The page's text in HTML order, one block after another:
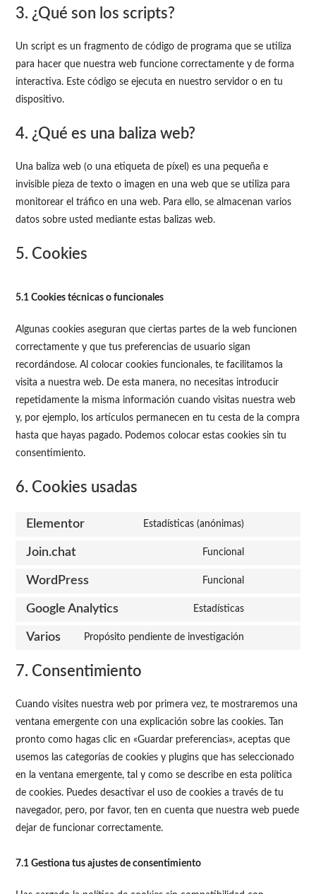
3. ¿Qué son los scripts?
Un script es un fragmento de código de programa que se utiliza
para hacer que nuestra web funcione correctamente y de forma
interactiva. Este código se ejecuta en nuestro servidor o en tu
dispositivo.
4. ¿Qué es una baliza web?
Una baliza web (o una etiqueta de píxel) es una pequeña e
invisible pieza de texto o imagen en una web que se utiliza para
monitorear el tráfico en una web. Para ello, se almacenan varios
datos sobre usted mediante estas balizas web.
5. Cookies
5.1 Cookies técnicas o funcionales
Algunas cookies aseguran que ciertas partes de la web funcionen
correctamente y que tus preferencias de usuario sigan
recordándose. Al colocar cookies funcionales, te facilitamos la
visita a nuestra web. De esta manera, no necesitas introducir
repetidamente la misma información cuando visitas nuestra web
y, por ejemplo, los artículos permanecen en tu cesta de la compra
hasta que hayas pagado. Podemos colocar estas cookies sin tu
consentimiento.
6. Cookies usadas
Elementor Estadísticas (anónimas)
Join.chat Funcional
WordPress Funcional
Google Analytics Estadísticas
Varios Propósito pendiente de investigación
7. Consentimiento
Cuando visites nuestra web por primera vez, te mostraremos una
ventana emergente con una explicación sobre las cookies. Tan
pronto como hagas clic en «Guardar preferencias», aceptas que
usemos las categorías de cookies y plugins que has seleccionado
en la ventana emergente, tal y como se describe en esta política
de cookies. Puedes desactivar el uso de cookies a través de tu
navegador, pero, por favor, ten en cuenta que nuestra web puede
dejar de funcionar correctamente.
7.1 Gestiona tus ajustes de consentimiento